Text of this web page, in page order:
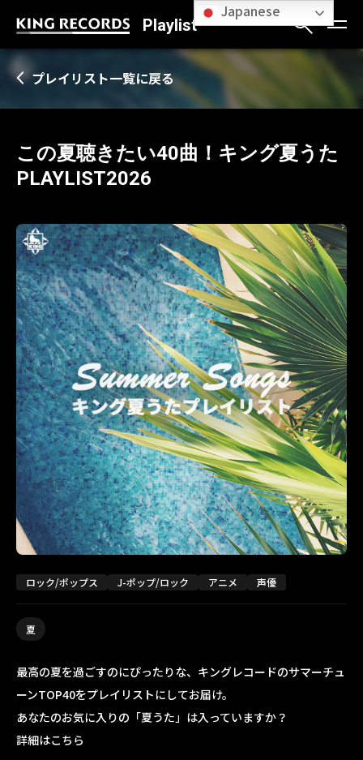
Playlist
プレイリスト一覧に戻る
この夏聴きたい40曲！キング夏うた
PLAYLIST2026
ロック/ポップス J-ポップ/ロック アニメ 声優
夏
最高の夏を過ごすのにぴったりな、キングレコードのサマーチュ
ーンTOP40をプレイリストにしてお届け。
あなたのお気に入りの「夏うた」は入っていますか？
詳細はこちら
Japanese